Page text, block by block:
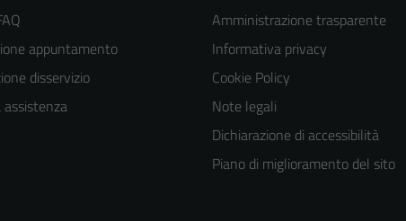
appuntamento
disservizio
assistenza
Amministrazione trasparente
Informativa privacy
Cookie Policy
Note legali
Dichiarazione di accessibilità
Piano di miglioramento del sito